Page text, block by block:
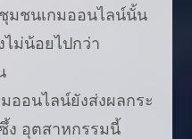
มชนเกมออนไลน์นั้น
ม่น้อยไปกว่า
ออนไลน์ยังส่งผลกระ
ง อุตสาหกรรมนี้